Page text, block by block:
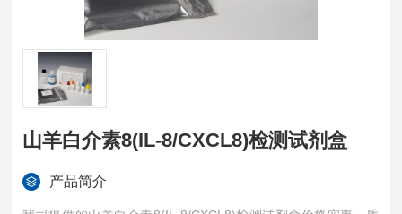
山羊白介素8(IL-8/CXCL8)检测试剂盒
产品简介